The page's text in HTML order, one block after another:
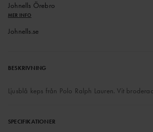
Johnells Örebro
MER INFO
Johnells.se
BESKRIVNING
Ljusblå keps från Polo Ralph Lauren. Vit
SPECIFIKATIONER